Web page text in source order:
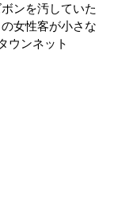
ンを汚していた
女性客が小さな
ウンネット